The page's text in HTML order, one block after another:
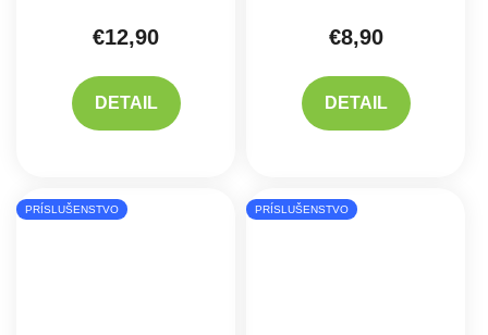
€12,90
DETAIL
€8,90
DETAIL
PRÍSLUŠENSTVO PRÍSLUŠENSTVO